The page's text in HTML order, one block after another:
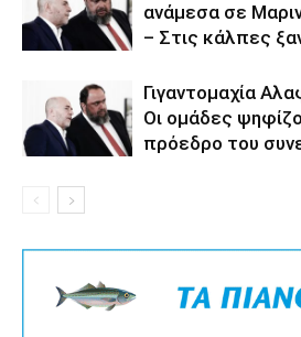
ανάμεσα σε
– Στις κάλπες
Γιγαντομαχία
Οι ομάδες
πρόεδρο του